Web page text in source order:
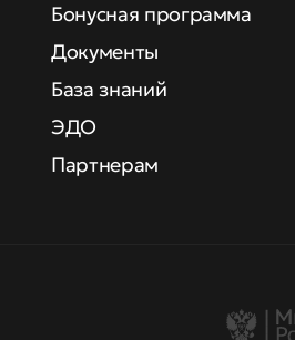
Бонусная программа
Документы
База знаний
ЭДО
Партнерам